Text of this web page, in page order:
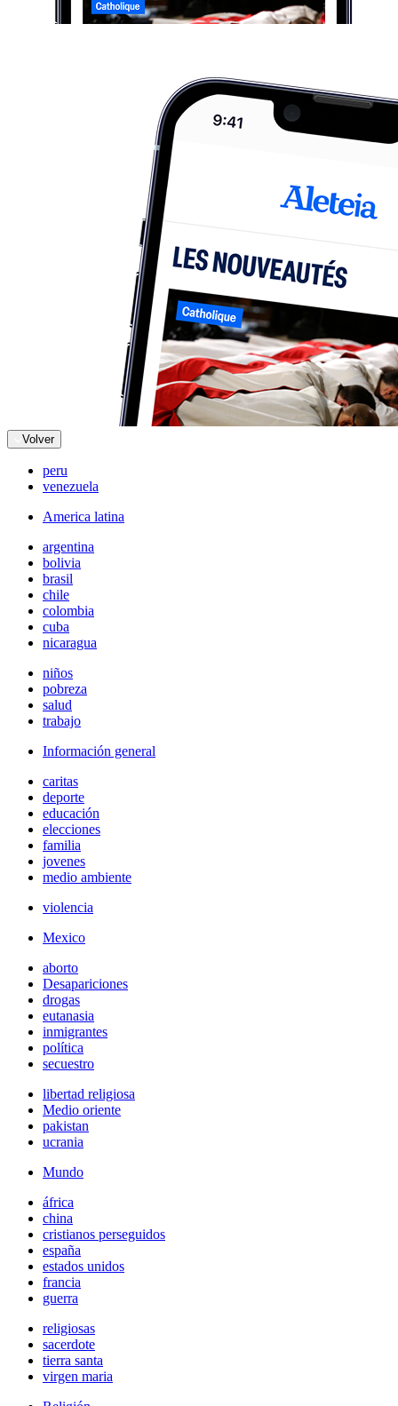
Volver
peru
venezuela
America latina
argentina
bolivia
brasil
chile
colombia
cuba
nicaragua
niños
pobreza
salud
trabajo
Información general
caritas
deporte
educación
elecciones
familia
jovenes
medio ambiente
violencia
Mexico
aborto
Desapariciones
drogas
eutanasia
inmigrantes
política
secuestro
libertad religiosa
Medio oriente
pakistan
ucrania
Mundo
áfrica
china
cristianos perseguidos
españa
estados unidos
francia
guerra
religiosas
sacerdote
tierra santa
virgen maria